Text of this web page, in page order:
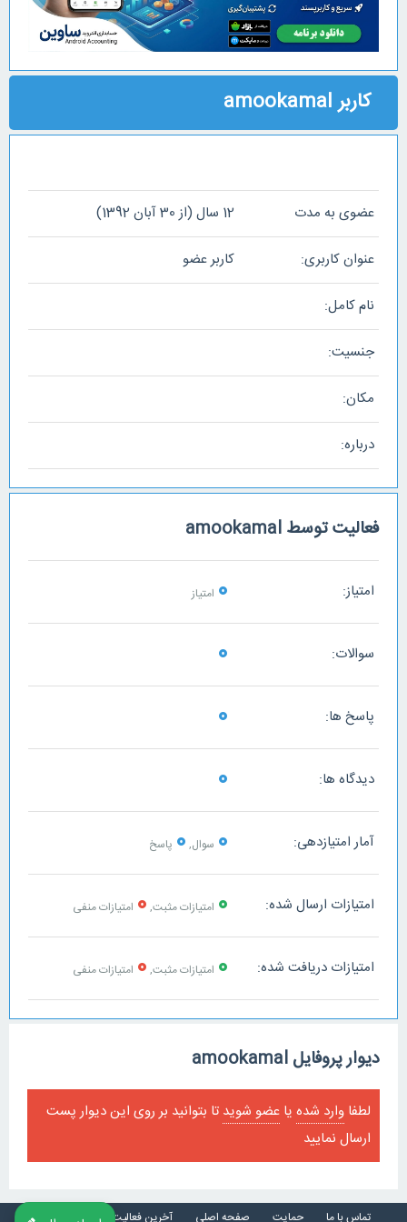
کاربر amookamal
عضوی به مدت 12 سال (از 30 آبان 1392)
عنوان کاربری: کاربر عضو
نام کامل:
جنسیت:
مکان:
درباره:
فعالیت توسط amookamal
امتیاز: 0 امتیاز
سوالات: 0
پاسخ ها: 0
دیدگاه ها: 0
آمار امتیازدهی: 0 سوال, 0 پاسخ
امتیازات ارسال شده: 0 امتیازات مثبت, 0 امتیازات منفی
امتیازات دریافت شده: 0 امتیازات مثبت, 0 امتیازات منفی
دیوار پروفایل amookamal
لطفا وارد شده یا عضو شوید تا بتوانید بر روی این دیوار پست
ارسال نمایید
تماس با ما حمایت صفحه اصلی آخرین فعالیت ها